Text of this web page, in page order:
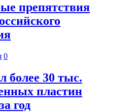
препятствия
0
более 30 тыс.
пластин
год